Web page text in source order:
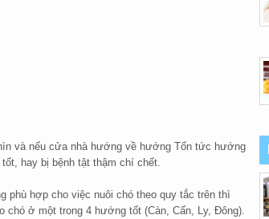
và nếu cửa nhà hướng về hướng Tốn tức hướng
hay bị bệnh tật thậm chí chết.
phù hợp cho việc nuôi chó theo quy tắc trên thì
chó ở một trong 4 hướng tốt (Càn, Cấn, Ly, Đông).